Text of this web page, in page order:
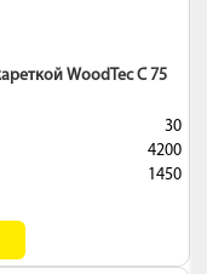
WoodTec C 75
30
4200
1450